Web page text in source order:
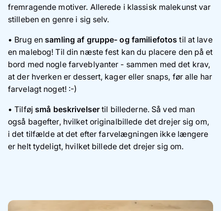
fremragende motiver. Allerede i klassisk malekunst var
stilleben en genre i sig selv.
• Brug ensamling af gruppe- og familiefotos til at lave
en malebog! Til din næste fest kan du placere den på et
bord med nogle farveblyanter - sammen med det krav,
at der hverken er dessert, kager eller snaps, før alle har
farvelagt noget! :-)
• Tilføjsmå beskrivelser til billederne. Så ved man
også bagefter, hvilket originalbillede det drejer sig om,
i det tilfælde at det efter farvelægningen ikke længere
er helt tydeligt, hvilket billede det drejer sig om.